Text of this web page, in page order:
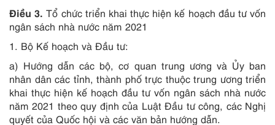
Điều 3. Tổ chức triển khai thực hiện kế hoạch đầu tư vốn
ngân sách nhà nước năm 2021
1. Bộ Kế hoạch và Đầu tư:
a) Hướng dẫn các bộ, cơ quan trung ương và Ủy ban
nhân dân các tỉnh, thành phố trực thuộc trung ương triển
khai thực hiện kế hoạch đầu tư vốn ngân sách nhà nước
năm 2021 theo quy định của Luật Đầu tư công, các Nghị
quyết của Quốc hội và các văn bản hướng dẫn.